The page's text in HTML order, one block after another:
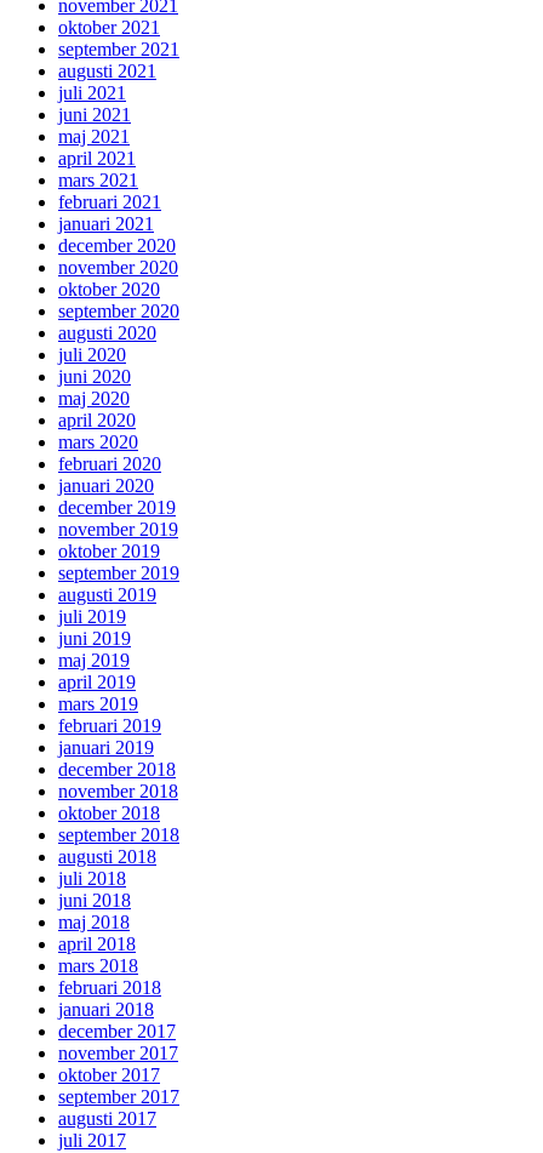
november 2021
oktober 2021
september 2021
augusti 2021
juli 2021
juni 2021
maj 2021
april 2021
mars 2021
februari 2021
januari 2021
december 2020
november 2020
oktober 2020
september 2020
augusti 2020
juli 2020
juni 2020
maj 2020
april 2020
mars 2020
februari 2020
januari 2020
december 2019
november 2019
oktober 2019
september 2019
augusti 2019
juli 2019
juni 2019
maj 2019
april 2019
mars 2019
februari 2019
januari 2019
december 2018
november 2018
oktober 2018
september 2018
augusti 2018
juli 2018
juni 2018
maj 2018
april 2018
mars 2018
februari 2018
januari 2018
december 2017
november 2017
oktober 2017
september 2017
augusti 2017
juli 2017